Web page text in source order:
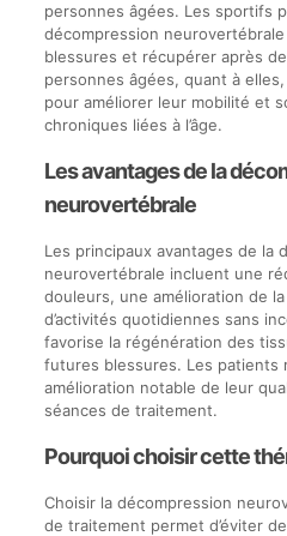
personnes âgées. Les sportifs
décompression
blessures et récupérer après
personnes âgées, quant à
pour améliorer leur mobilité et
chroniques liées à l’âge.
Les avantages de la
neurovertébrale
Les principaux avantages de la
neurovertébrale incluent une
douleurs, une amélioration de
d’activités quotidiennes sans
favorise la régénération des
futures blessures. Les patients
amélioration notable de leur
séances de traitement.
Pourquoi choisir cette
Choisir la décompression
de traitement permet d’éviter